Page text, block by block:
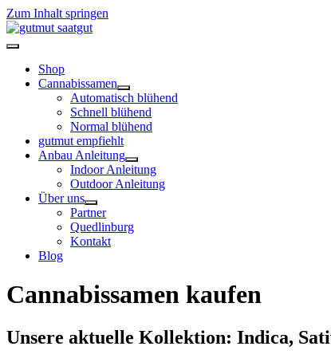
Zum Inhalt springen
Shop
Cannabissamen
Automatisch blühend
Schnell blühend
Normal blühend
gutmut empfiehlt
Anbau Anleitung
Indoor Anleitung
Outdoor Anleitung
Über uns
Partner
Quedlinburg
Kontakt
Blog
Cannabissamen kaufen
Unsere aktuelle Kollektion: Indica,